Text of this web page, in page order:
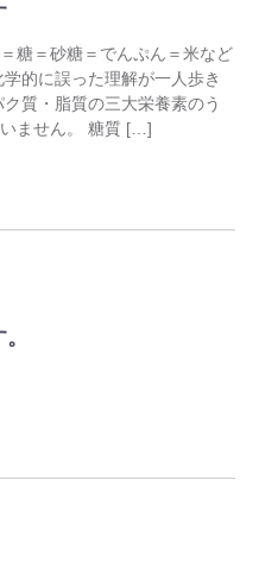
糖＝砂糖＝でんぷん＝米など
的に誤った理解が一人歩き
質・脂質の三大栄養素のう
ません。 糖質 […]